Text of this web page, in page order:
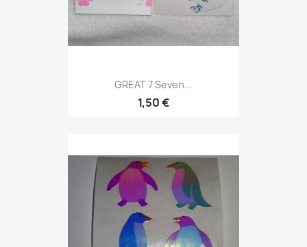
GREAT 7 Seven...
1,50 €